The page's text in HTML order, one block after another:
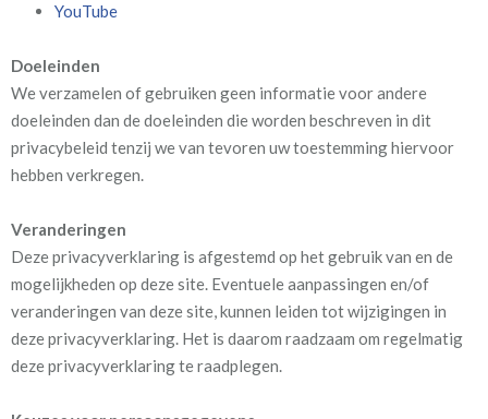
YouTube
Doeleinden
We verzamelen of gebruiken geen informatie voor andere
doeleinden dan de doeleinden die worden beschreven in dit
privacybeleid tenzij we van tevoren uw toestemming hiervoor
hebben verkregen.
Veranderingen
Deze privacyverklaring is afgestemd op het gebruik van en de
mogelijkheden op deze site. Eventuele aanpassingen en/of
veranderingen van deze site, kunnen leiden tot wijzigingen in
deze privacyverklaring. Het is daarom raadzaam om regelmatig
deze privacyverklaring te raadplegen.